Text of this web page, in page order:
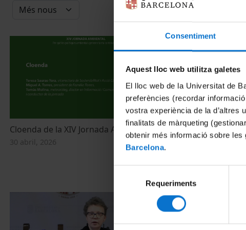
Consentiment
Aquest lloc web utilitza galetes
El lloc web de la Universitat de
preferències (recordar
vostra experiència de la d’altres
finalitats de màrqueting
obtenir més informació sobre les
Barcelona.
consentiment
Requeriments
Cloenda de la XIV Jornada Ambiental
30 abril, 2026
Cloenda de la